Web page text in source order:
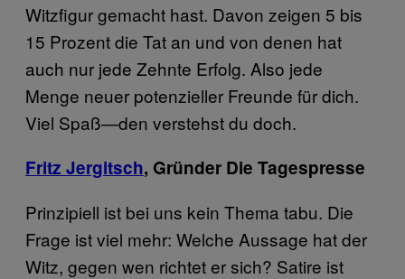
Witzfigur gemacht hast. Davon zeigen 5 bis
15 Prozent die Tat an und von denen hat
auch nur jede Zehnte Erfolg. Also jede
Menge neuer potenzieller Freunde für dich.
Viel Spaß—den verstehst du doch.
Fritz Jergitsch, Gründer Die Tagespresse
Prinzipiell ist bei uns kein Thema tabu. Die
Frage ist viel mehr: Welche Aussage hat der
Witz, gegen wen richtet er sich? Satire ist